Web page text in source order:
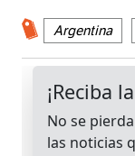
Argentina